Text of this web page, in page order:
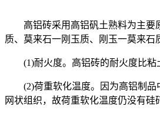
高铝砖采用高铝矾土熟料为主要原
质、莫来石一刚玉质、刚玉一莫来石
(1)耐火度。高铝砖的耐火度比粘土
(2)荷重软化温度。因为高铝制品中
网状组织，故荷重软化温度仍没有硅